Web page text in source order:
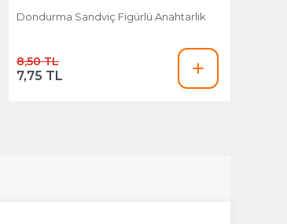
Dondurma Sandviç Figürlü Anahtarlık
8,50 TL
7,75 TL